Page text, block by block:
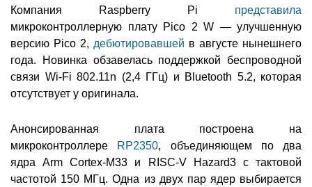
Компания Raspberry Pi представила
микроконтроллерную плату Pico 2 W — улучшенную
версию Pico 2, дебютировавшей в августе нынешнего
года. Новинка обзавелась поддержкой беспроводной
связи Wi-Fi 802.11n (2,4 ГГц) и Bluetooth 5.2, которая
отсутствует у оригинала.
Анонсированная плата построена на
микроконтроллере
RP2350, объединяющем по два
ядра Arm Cortex-M33 и RISC-V Hazard3 с тактовой
частотой 150 МГц. Одна из двух пар ядер выбирается